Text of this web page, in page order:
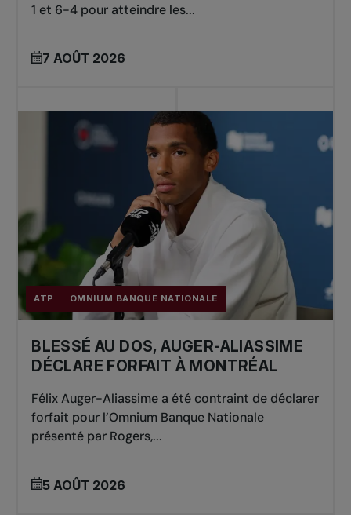
1 et 6-4 pour atteindre les...
7 AOÛT 2026
ATP OMNIUM BANQUE NATIONALE
BLESSÉ AU DOS, AUGER-ALIASSIME
DÉCLARE FORFAIT À MONTRÉAL
Félix Auger-Aliassime a été contraint de déclarer
forfait pour l’Omnium Banque Nationale
présenté par Rogers,...
5 AOÛT 2026